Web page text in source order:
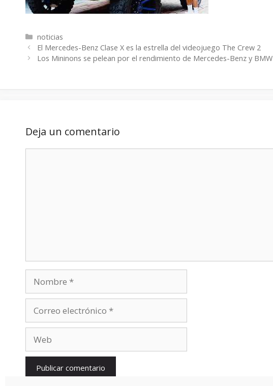
Categorías
noticias
El Mercedes-Benz Clase X es la estrella del videojuego The Crew 2
Los Mininons se pelean por el rendimiento de Mercedes-Benz y BMW
Deja un comentario
electrónico